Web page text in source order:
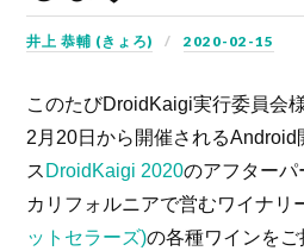
井上 恭輔 (きょろ) 2020-02-15
このたびDroidKaigi実行委員会
2月20日から開催される
ス DroidKaigi 2020のアフター
カリフォルニアで営むワイナリ
ットセラーズ)の各種ワインを